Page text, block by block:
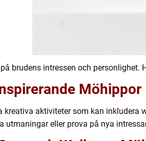
brudens intressen och personlighet.
Möhippor
kreativa aktiviteter som kan inkludera
utmaningar eller prova på nya